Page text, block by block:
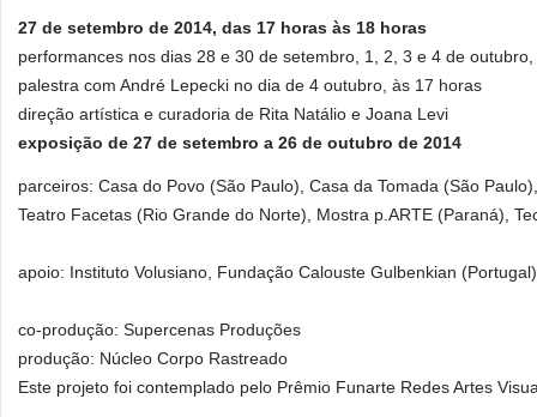
27 de setembro de 2014, das 17 horas às 18 horas
performances nos dias 28 e 30 de setembro, 1, 2, 3 e 4 de
palestra com André Lepecki no dia de 4 outubro, às 17 horas
direção artística e curadoria de Rita Natálio e Joana Levi
exposição de 27 de setembro a 26 de outubro de 2014
parceiros: Casa do Povo (São Paulo), Casa da Tomada (São
Teatro Facetas (Rio Grande do Norte), Mostra p.ARTE (Paraná),
apoio: Instituto Volusiano, Fundação Calouste Gulbenkian
co-produção: Supercenas Produções
produção: Núcleo Corpo Rastreado
Este projeto foi contemplado pelo Prêmio Funarte Redes Artes